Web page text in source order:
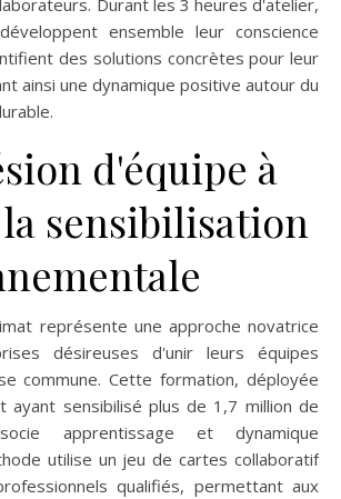
Durant les 3 heures d'atelier,
ensemble leur conscience
des solutions concrètes pour leur
ainsi une dynamique positive autour du
d'équipe à
sensibilisation
représente une approche novatrice
désireuses d'unir leurs équipes
commune. Cette formation, déployée
ayant sensibilisé plus de 1,7 million de
apprentissage et dynamique
utilise un jeu de cartes collaboratif
qualifiés, permettant aux